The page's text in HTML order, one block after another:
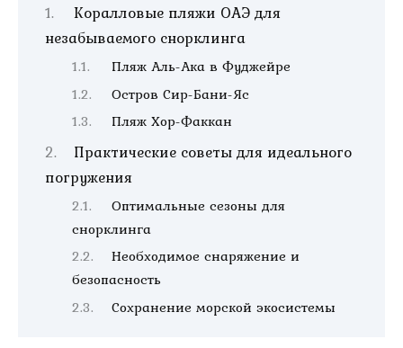
Коралловые пляжи ОАЭ для
незабываемого снорклинга
Пляж Аль-Ака в Фуджейре
Остров Сир-Бани-Яс
Пляж Хор-Факкан
Практические советы для идеального
погружения
Оптимальные сезоны для
снорклинга
Необходимое снаряжение и
безопасность
Сохранение морской экосистемы